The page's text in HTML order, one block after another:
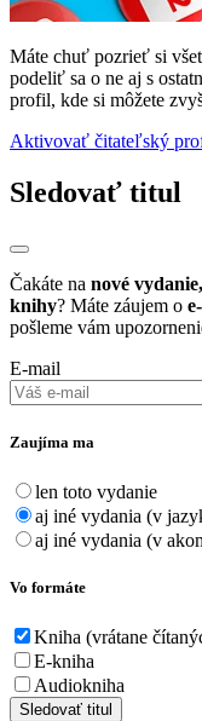
Máte chuť pozrieť si
podeliť sa o ne aj s
profil, kde si môžete
Aktivovať čitateľský
Sledovať titul
Čakáte na nové
knihy? Máte záujem o
pošleme vám
E-mail
Zaujíma ma
len toto vydanie
aj iné vydania (v
aj iné vydania (v
Vo formáte
Kniha (vrátane
E-kniha
Audiokniha
Sledovať titul